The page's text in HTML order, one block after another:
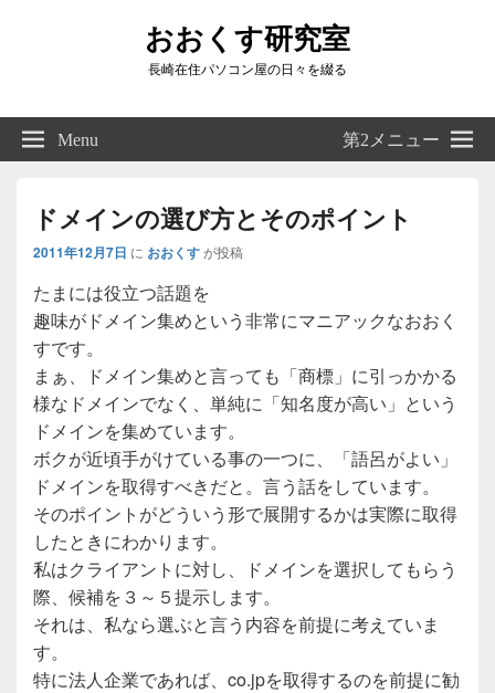
おおくす研究室
長崎在住パソコン屋の日々を綴る
Right
Sidebar
Widget
Menu 第2メニュー
ドメインの選び方とそのポイント
2011年12月7日 に おおくすが投稿
たまには役立つ話題を
趣味がドメイン集めという非常にマニアックなおおく
すです。
まぁ、ドメイン集めと言っても「商標」に引っかかる
様なドメインでなく、単純に「知名度が高い」という
ドメインを集めています。
ボクが近頃手がけている事の一つに、「語呂がよい」
ドメインを取得すべきだと。言う話をしています。
そのポイントがどういう形で展開するかは実際に取得
したときにわかります。
私はクライアントに対し、ドメインを選択してもらう
際、候補を３～５提示します。
それは、私なら選ぶと言う内容を前提に考えていま
す。
特に法人企業であれば、co.jpを取得するのを前提に勧